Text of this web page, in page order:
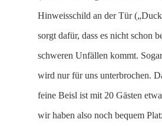
Hinweisschild an der Tür
sorgt dafür, dass es nicht schon
schweren Unfällen kommt.
wird nur für uns unterbrochen.
feine Beisl ist mit 20 Gästen
wir haben also noch bequem